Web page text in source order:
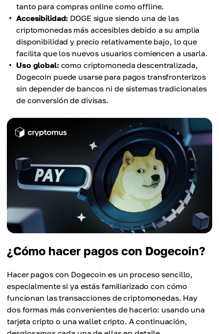
tanto para compras online como offline.
Accesibilidad: DOGE sigue siendo una de las
criptomonedas más accesibles debido a su amplia
disponibilidad y precio relativamente bajo, lo que
facilita que los nuevos usuarios comiencen a usarla.
Uso global: como criptomoneda descentralizada,
Dogecoin puede usarse para pagos transfronterizos
sin depender de bancos ni de sistemas tradicionales
de conversión de divisas.
¿Cómo hacer pagos con Dogecoin?
Hacer pagos con Dogecoin es un proceso sencillo,
especialmente si ya estás familiarizado con cómo
funcionan las transacciones de criptomonedas. Hay
dos formas más convenientes de hacerlo: usando una
tarjeta cripto o una wallet cripto. A continuación,